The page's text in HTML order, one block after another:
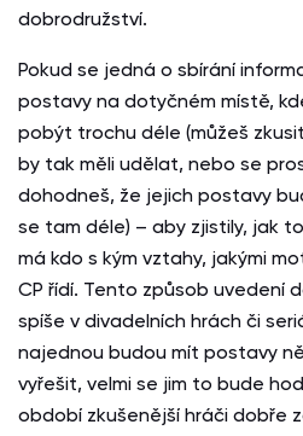
dobrodružství.
Pokud se jedná o sbírání
postavy na dotyčném místě,
pobýt trochu déle (můžeš
by tak měli udělat, nebo se
dohodneš, že jejich postavy
se tam déle) – aby zjistily, jak
má kdo s kým vztahy, jakými
CP řídí. Tento způsob uvedení
spíše v divadelních hrách či
najednou budou mít postavy
vyřešit, velmi se jim to bude
období zkušenější hráči dobře